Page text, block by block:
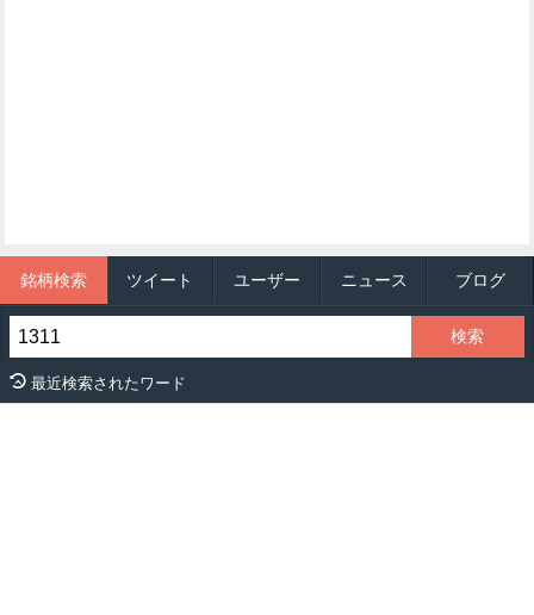
銘柄検索 ツイート ユーザー ニュース ブログ
最近検索されたワード